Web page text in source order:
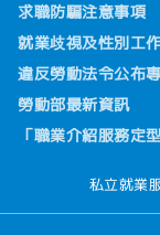
求職防騙注意事項
就業歧視及性別工
違反勞動法令公布
勞動部最新資訊
「職業介紹服務定
私立就業